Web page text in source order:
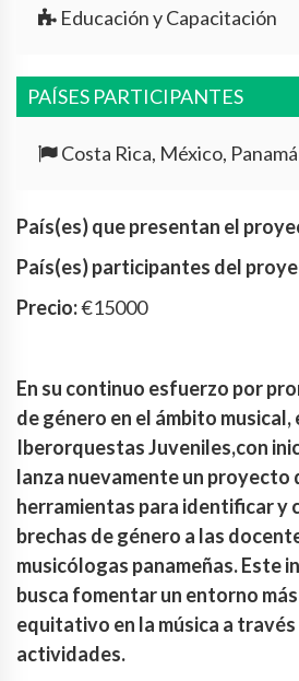
Educación y Capacitación
PAÍSES PARTICIPANTES
Costa Rica, México, Panamá
País(es) que presentan el
País(es) participantes del
Precio:€15000
En su continuo esfuerzo por
de género en el ámbito musical,
Iberorquestas Juveniles,con
lanza nuevamente un
herramientas para identificar y
brechas de género a las
musicólogas panameñas. Este
busca fomentar un entorno
equitativo en la música a
actividades.